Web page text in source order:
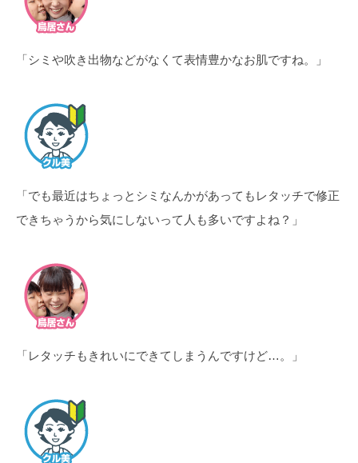
「シミや吹き出物などがなくて表情豊かなお肌ですね。」
「でも最近はちょっとシミなんかがあってもレタッチで修正
できちゃうから気にしないって人も多いですよね？」
「レタッチもきれいにできてしまうんですけど…。」